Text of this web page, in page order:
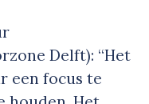
Delft): “Het
een focus te